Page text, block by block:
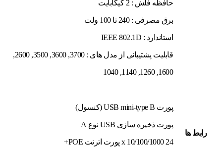
حافظه فلش : 2 گیگابایت
برق مصرفی : 240 تا 100 ولت
استاندارد : IEEE 802.1D
قابلیت پشتیبانی از مدل های : 3700, 3600, 3500, 2600,
1600, 1260, 1140, 1040
رابط ها
پورت USB mini-type B (کنسول)
پورت ذخیره سازی USB نوع A
24 x 10/100/1000 پورت اترنت POE+